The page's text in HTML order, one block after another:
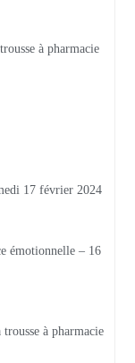
à pharmacie
17 février 2024
émotionnelle – 16
à pharmacie